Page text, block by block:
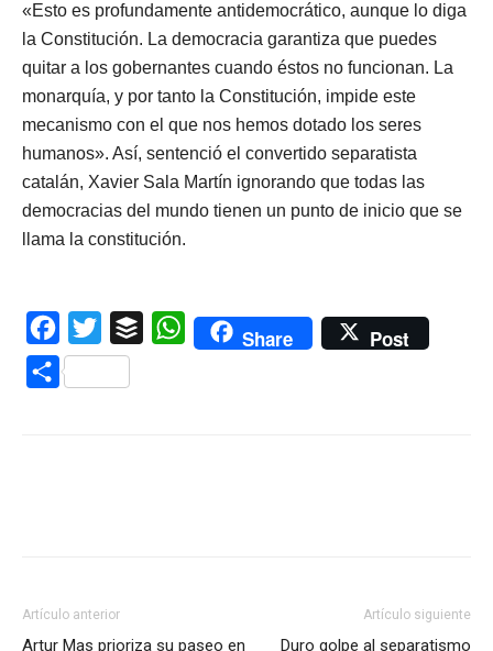
«Esto es profundamente antidemocrático, aunque lo diga
la Constitución. La democracia garantiza que puedes
quitar a los gobernantes cuando éstos no funcionan. La
monarquía, y por tanto la Constitución, impide este
mecanismo con el que nos hemos dotado los seres
humanos». Así, sentenció el convertido separatista
catalán, Xavier Sala Martín ignorando que todas las
democracias del mundo tienen un punto de inicio que se
llama la constitución.
Facebook
Twitter Buffer WhatsAppShare Post
Compartir
Artículo anterior
Artur Mas prioriza su paseo en
Artículo siguiente
Duro golpe al separatismo